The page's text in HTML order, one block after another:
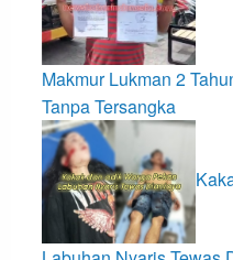
Makmur Lukman 2
Tanpa Tersangka